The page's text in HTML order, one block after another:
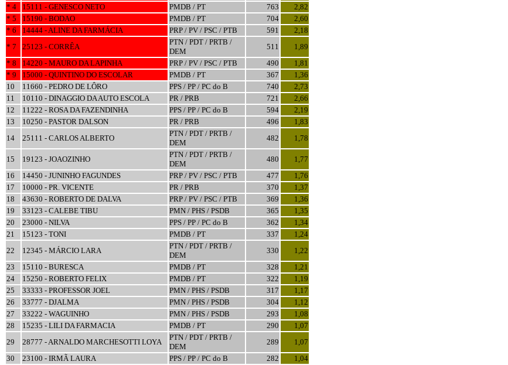
* 4
15111 - GENESCO NETO PMDB / PT 763
2,82
* 5
15190 - BODAO PMDB / PT 704
2,60
* 6
14444 - ALINE DA FARMÁCIA PRP / PV / PSC / PTB 591
2,18
* 7
25123 - CORRÊA
PTN / PDT / PRTB /
DEM
511
1,89
* 8
14220 - MAURO DA LAPINHA PRP / PV / PSC / PTB 490
1,81
* 9
15000 - QUINTINO DO ESCOLAR PMDB / PT 367
1,36
10
11660 - PEDRO DE LÔRO PPS / PP / PC do B 740
2,73
11
10110 - DINAGGIO DA AUTO ESCOLA PR / PRB 721
2,66
12
11222 - ROSA DA FAZENDINHA PPS / PP / PC do B 594
2,19
13
10250 - PASTOR DALSON PR / PRB 496
1,83
14
25111 - CARLOS ALBERTO
PTN / PDT / PRTB /
DEM
482 1,78
15 19123 - JOAOZINHO
PTN / PDT / PRTB /
DEM
480
1,77
16
14450 - JUNINHO FAGUNDES PRP / PV / PSC / PTB 477
1,76
17
10000 - PR. VICENTE PR / PRB 370
1,37
18
43630 - ROBERTO DE DALVA PRP / PV / PSC / PTB 369
1,36
19
33123 - CALEBE TIBU PMN / PHS / PSDB 365
1,35
20
23000 - NILVA PPS / PP / PC do B 362
1,34
21
15123 - TONI PMDB / PT 337
1,24
22
12345 - MÁRCIO LARA
PTN / PDT / PRTB /
DEM
330
1,22
23
15110 - BURESCA PMDB / PT 328
1,21
24
15250 - ROBERTO FELIX PMDB / PT 322
1,19
25
33333 - PROFESSOR JOEL PMN / PHS / PSDB 317
1,17
26
33777 - DJALMA PMN / PHS / PSDB 304
1,12
27
33222 - WAGUINHO PMN / PHS / PSDB 293
1,08
28
15235 - LILI DA FARMACIA PMDB / PT 290
1,07
29
28777 - ARNALDO MARCHESOTTI LOYA
PTN / PDT / PRTB /
DEM
289
1,07
30
23100 - IRMÃ LAURA PPS / PP / PC do B 282
1,04